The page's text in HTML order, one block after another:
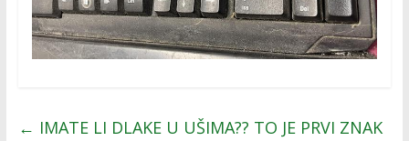
← IMATE LI DLAKE U UŠIMA?? TO JE PRVI ZNAK